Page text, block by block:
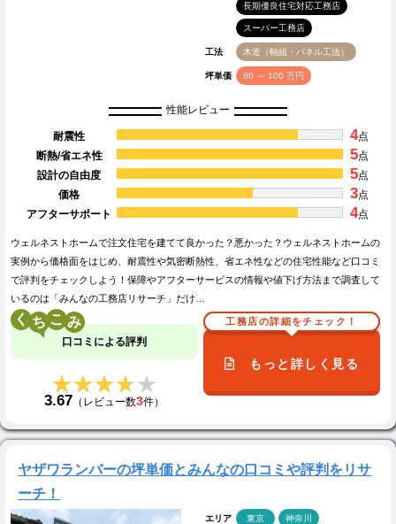
長期優良住宅対応工務店
スーパー工務店
工法 木造（軸組・パネル工法）
坪単価 80 ～ 100 万円
性能レビュー
耐震性 4点
断熱/省エネ性
5点
設計の自由度
5点
価格
3点
アフターサポート
4点
ウェルネストホームで注文住宅を建てて良かった？悪かった？ウェルネストホームの
実例から価格面をはじめ、耐震性や気密断熱性、省エネ性などの住宅性能など口コミ
で評判をチェックしよう！保障やアフターサービスの情報や値下げ方法まで調査して
いるのは「みんなの工務店リサーチ」だけ…
く こ
口コミによる評判
★★★★★
★★★★★
3.67 （レビュー数3件）
工務店の詳細をチェック！
もっと詳しく見る
ヤザワランバーの坪単価とみんなの口コミや評判をリサ
ーチ！
エリア 東京 神奈川